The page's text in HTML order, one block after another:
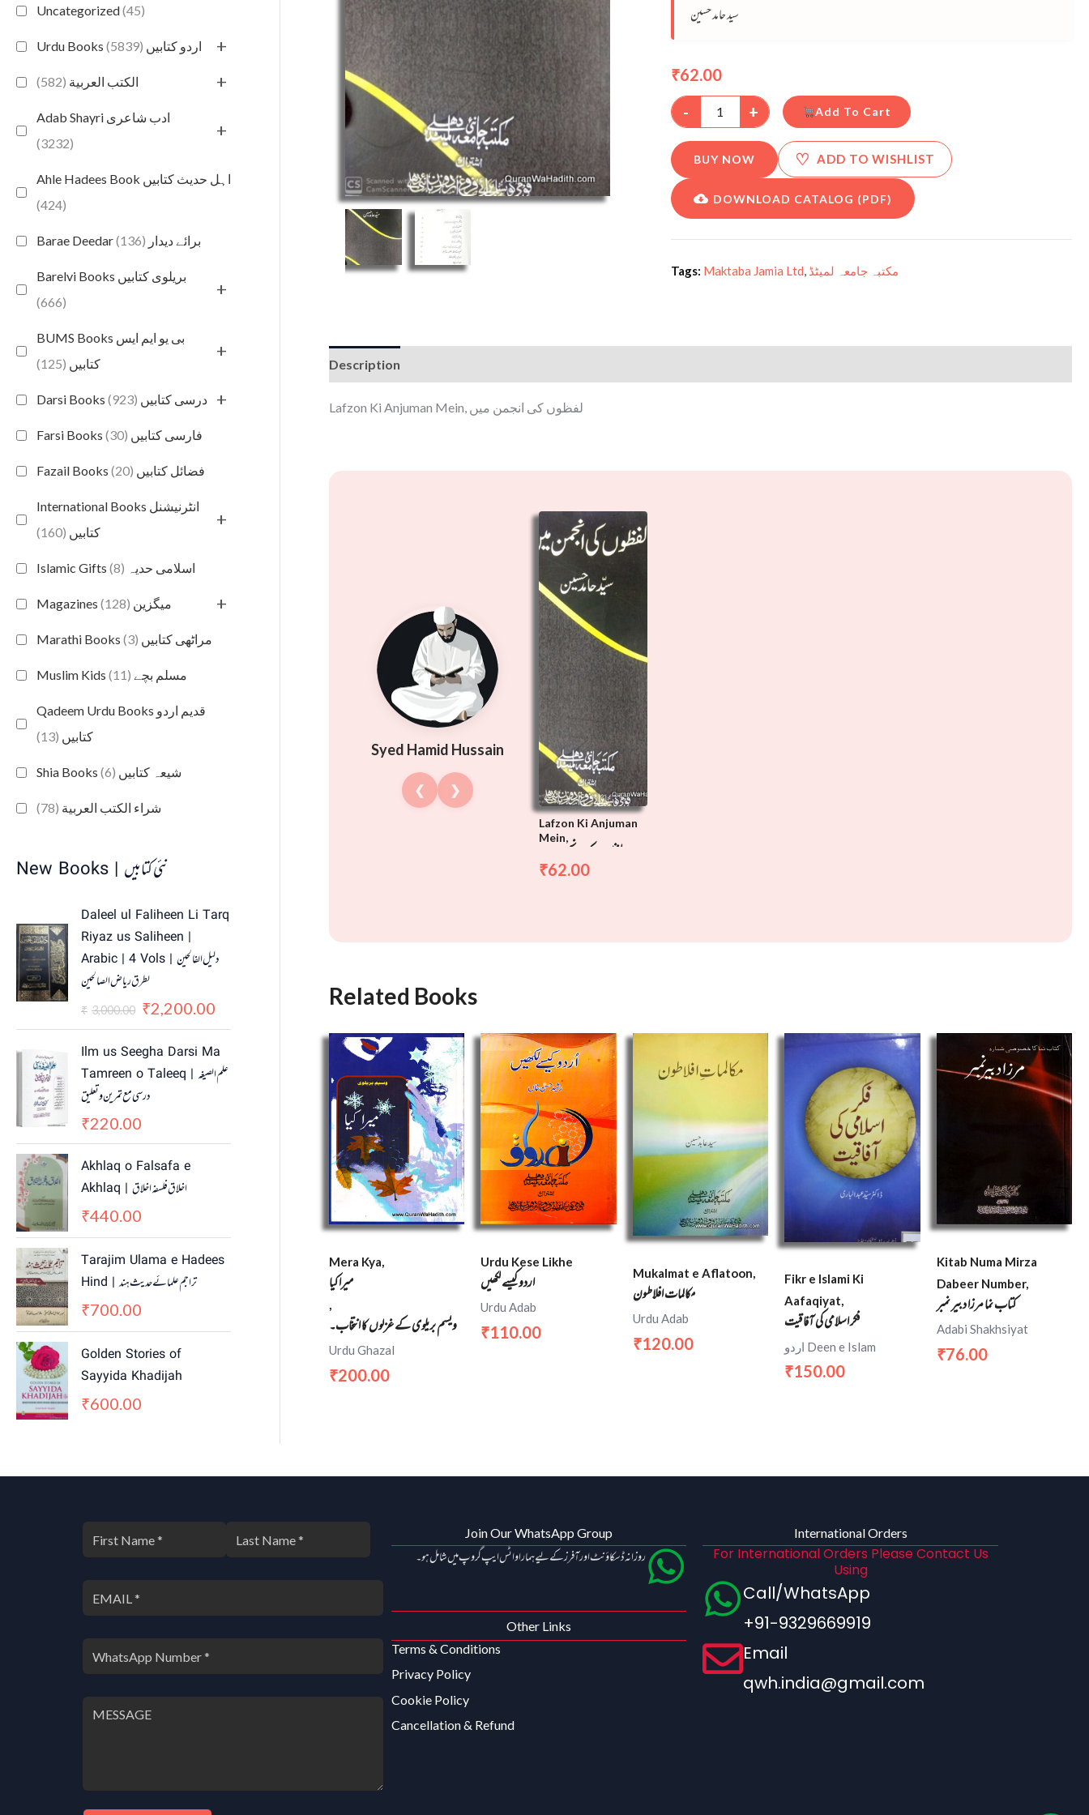
Uncategorized(45)
Urdu Books اردو کتابیں (5839) +
الكتب العربية (582) +
Adab Shayri ادب شاعری
(3232)
+
Ahle Hadees Book اہل حدیث کتابیں
(424)
Barae Deedar برائے دیدار (136)
Barelvi Books بریلوی کتابیں
(666)
+
BUMS Books بی یو ایم ایس
کتابیں (125)
+
Darsi Books درسی کتابیں (923) +
Farsi Books فارسی کتابیں (30)
Fazail Books فضائل کتابیں (20)
International Books انٹرنیشنل
کتابیں (160)
+
Islamic Gifts اسلامی حدیہ (8)
Magazines میگزین (128) +
Marathi Books مراٹھی کتابیں (3)
Muslim Kids مسلم بچے (11)
Qadeem Urdu Books قدیم اردو
کتابیں (13)
Shia Books شیعہ کتابیں (6)
شراء الكتب العربية (78)
New Books | نئی کتابیں
Daleel ul Faliheen Li Tarq
Riyaz us Saliheen |
Arabic | 4 Vols | دلیل الفالحین
لطرق ریاض الصالحین
₹ 3,000.00
r
i
g
i
n
p
r
i
w
s
₹
3
0
.
0
₹2,200.00
r
r
i
,
2
0
Ilm us Seegha Darsi Ma
Tamreen o Taleeq | علم الصیغہ
درسی مع تمرین و تعلیق
₹220.00
Akhlaq o Falsafa e
Akhlaq | اخلاق فلسفہ اخلاق
₹440.00
Tarajim Ulama e Hadees
Hind | تراجم علمائے حديث ہند
₹700.00
Golden Stories of
Sayyida Khadijah
₹600.00
سید حامد حسین
₹62.00
-
+ Add To Cart
BUY NOW ♡ ADD TO WISHLIST
DOWNLOAD CATALOG (PDF)
Tags: Maktaba Jamia Ltd مکتبہ جامعہ لمیٹڈ
Description
Lafzon Ki Anjuman Mein, لفظوں کی انجمن میں
Syed Hamid Hussain
❮ ❯
Lafzon Ki Anjuman
Mein,
₹62.00
Related Books
Mera Kya,
میرا کیا
,
ویسم بریلوی کے غزلوں کا انتخاب۔
Urdu Ghazal
₹200.00
Urdu Kese Likhe
اردو کیسے لکھیں
Urdu Adab
₹110.00
Mukalmat e Aflatoon,
مکالمات افلاطون
Urdu Adab
₹120.00
Fikr e Islami Ki
Aafaqiyat,
فكر اسلامى كى آفاقیت
اردو Deen e Islam
₹150.00
Kitab Numa Mirza
Dabeer Number,
کتاب نما مرزا دبیر نمبر
Adabi Shakhsiyat
₹76.00
Join Our WhatsApp Group
روزانہ ڈسکاؤنٹ اور آفرز کے لیے ہمارا واٹس ایپ گروپ میں شامل ہو۔
Other Links
Terms & Conditions
Privacy Policy
Cookie Policy
Cancellation & Refund
International Orders
For International Orders Please Contact Us
Using
Call/WhatsApp
+91-9329669919
Email
qwh.india@gmail.com